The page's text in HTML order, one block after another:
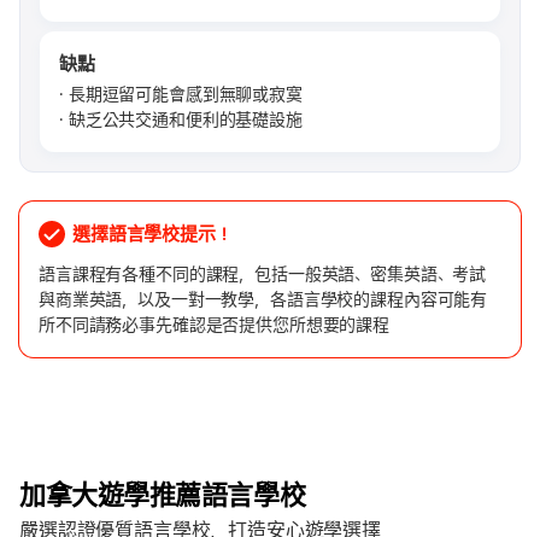
缺點
長期逗留可能會感到無聊或寂寞
缺乏公共交通和便利的基礎設施
選擇語言學校提示！
語言課程有各種不同的課程，包括一般英語、密集英語、考試
與商業英語，以及一對一教學，各語言學校的課程內容可能有
所不同請務必事先確認是否提供您所想要的課程
加拿大遊學推薦語言學校
嚴選認證優質語言學校，打造安心遊學選擇